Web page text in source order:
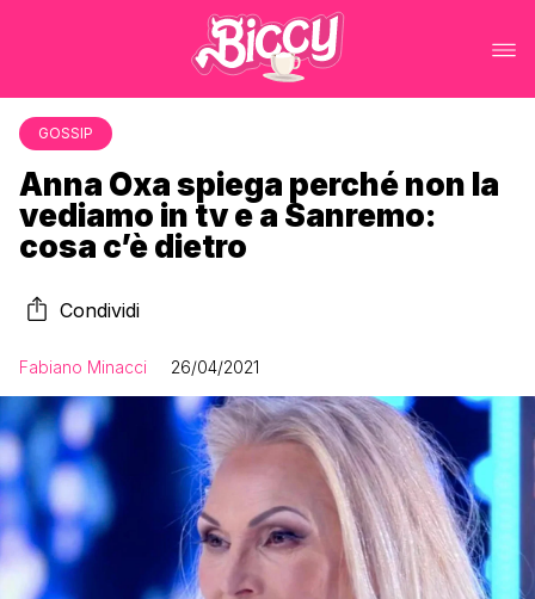
GOSSIP
Anna Oxa spiega perché non la
vediamo in tv e a Sanremo:
cosa c’è dietro
Condividi
Fabiano Minacci 26/04/2021